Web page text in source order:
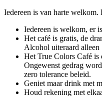
Iedereen is van harte welkom.
Iedereen is welkom, er
Het café is gratis, de
Alcohol uiteraard alleen
Het True Colors Café is
Ongewenst gedrag
zero tolerance beleid.
Geniet maar drink met
Houd rekening met